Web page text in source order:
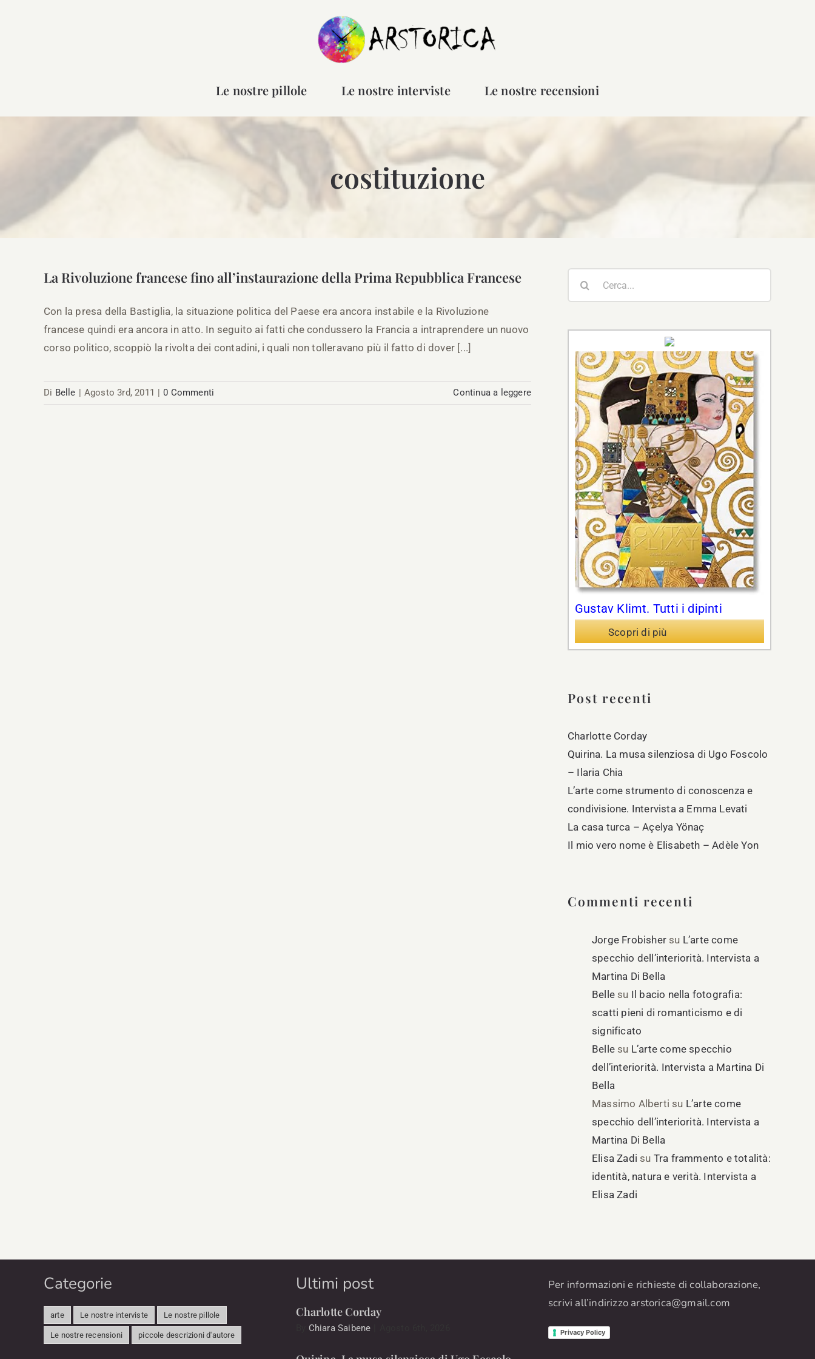
Le nostre pillole Le nostre interviste Le nostre recensioni
costituzione
La Rivoluzione francese fino all’instaurazione della Prima Repubblica Francese
Con la presa della Bastiglia, la situazione politica del Paese era ancora instabile e la Rivoluzione
francese quindi era ancora in atto. In seguito ai fatti che condussero la Francia a intraprendere un nuovo
corso politico, scoppiò la rivolta dei contadini, i quali non tolleravano più il fatto di dover [...]
Di Belle Agosto 3rd, 2011 0 Commenti Continua a leggere
Gustav Klimt. Tutti i dipinti
Scopri di più
Post recenti
Charlotte Corday
Quirina. La musa silenziosa di Ugo Foscolo
– Ilaria Chia
L’arte come strumento di conoscenza e
condivisione. Intervista a Emma Levati
La casa turca – Açelya Yönaç
Il mio vero nome è Elisabeth – Adèle Yon
Commenti recenti
Jorge Frobisher su L’arte come
specchio dell’interiorità. Intervista a
Martina Di Bella
Belle su Il bacio nella fotografia:
scatti pieni di romanticismo e di
significato
Belle su L’arte come specchio
dell’interiorità. Intervista a Martina Di
Bella
Massimo Alberti su L’arte come
specchio dell’interiorità. Intervista a
Martina Di Bella
Elisa Zadi su Tra frammento e totalità:
identità, natura e verità. Intervista a
Elisa Zadi
Categorie
arte Le nostre interviste Le nostre pillole
Le nostre recensioni piccole descrizioni d'autore
Ultimi post
Charlotte Corday
Chiara Saibene
Per informazioni e richieste di collaborazione,
scrivi all’indirizzo arstorica@gmail.com
Privacy Policy